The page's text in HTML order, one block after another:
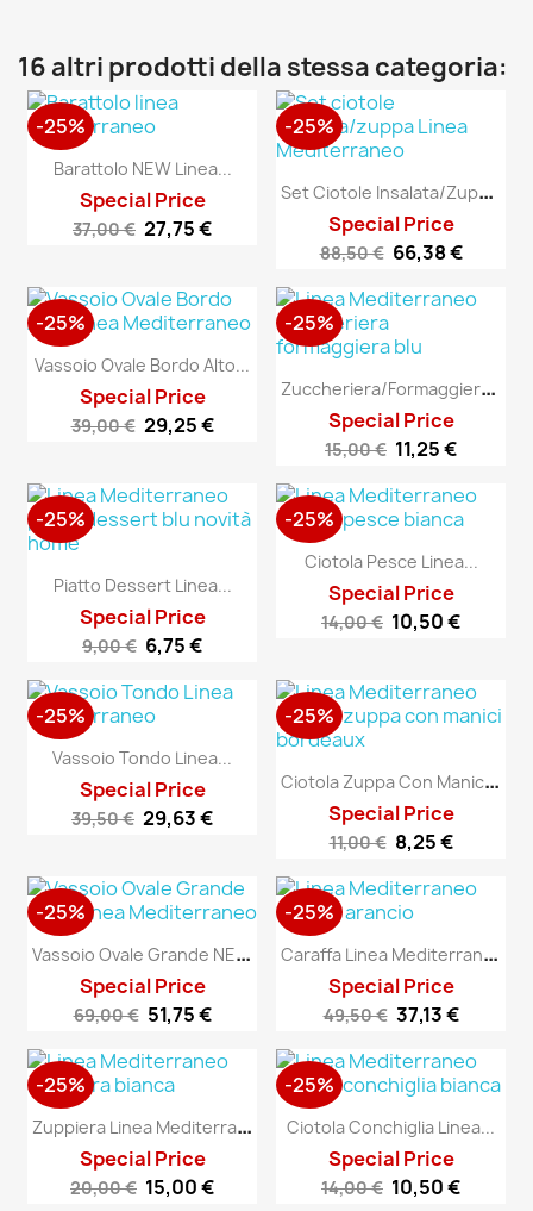
16 altri prodotti della stessa categoria:
Barattolo NEW Linea...
Special Price
37,00 € 27,75 €
-25%
S
Et Ciotole Insalata/zuppa...
Special Price
88,50 € 66,38 €
-25%
Vassoio Ovale Bordo Alto...
Special Price
39,00 € 29,25 €
-25%
Z
Uccheriera/Formaggiera...
Special Price
15,00 € 11,25 €
-25%
Piatto Dessert Linea...
Special Price
9,00 € 6,75 €
-25%
Ciotola Pesce Linea...
Special Price
14,00 € 10,50 €
-25%
Vassoio Tondo Linea...
Special Price
39,50 € 29,63 €
-25%
C
Iotola Zuppa Con Manici...
Special Price
11,00 € 8,25 €
-25%
V
Assoio Ovale Grande NEW...
Special Price
69,00 € 51,75 €
-25%
C
Araffa Linea Mediterraneo
Special Price
49,50 € 37,13 €
-25%
Z
Uppiera Linea Mediterraneo
Special Price
20,00 € 15,00 €
-25%
Ciotola Conchiglia Linea...
Special Price
14,00 € 10,50 €
-25%